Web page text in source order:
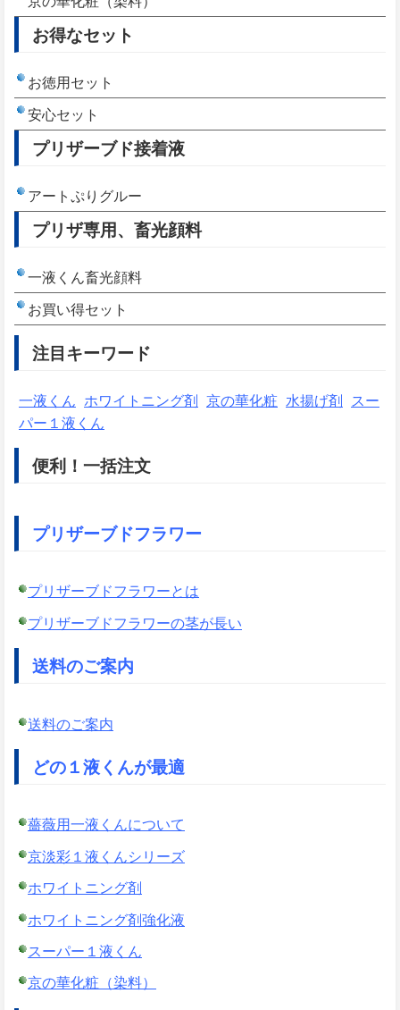
お得なセット
お徳用セット
安心セット
プリザーブド接着液
アートぷりグルー
プリザ専用、畜光顔料
一液くん畜光顔料
お買い得セット
注目キーワード
一液くん ホワイトニング剤 京の華化粧 水揚げ剤 スー
パー１液くん
便利！一括注文
プリザーブドフラワー
プリザーブドフラワーとは
プリザーブドフラワーの茎が長い
送料のご案内
送料のご案内
どの１液くんが最適
薔薇用一液くんについて
京淡彩１液くんシリーズ
ホワイトニング剤
ホワイトニング剤強化液
スーパー１液くん
京の華化粧（染料）